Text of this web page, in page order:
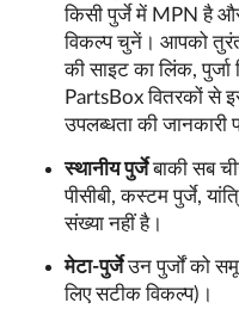
किसी पुर्जे में MPN है
विकल्प चुनें। आपको तुरंत
की साइट का लिंक,
PartsBox वितरकों से
उपलब्धता की जानकारी
स्थानीय पुर्जेबाकी सब
पीसीबी, कस्टम पुर्जे,
संख्या नहीं है।
मेटा-पुर्जेउन पुर्जों को
लिए सटीक विकल्प)।